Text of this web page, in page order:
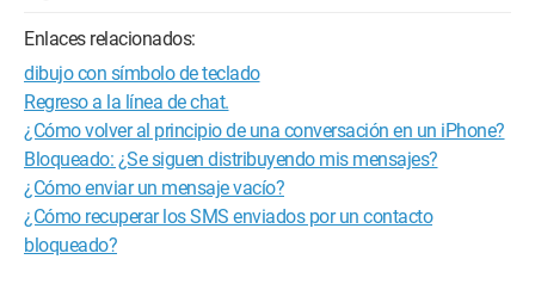
Enlaces relacionados:
dibujo con símbolo de teclado
Regreso a la línea de chat.
¿Cómo volver al principio de una conversación en un iPhone?
Bloqueado: ¿Se siguen distribuyendo mis mensajes?
¿Cómo enviar un mensaje vacío?
¿Cómo recuperar los SMS enviados por un contacto
bloqueado?